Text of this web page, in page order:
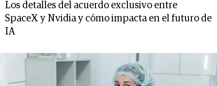
Los detalles del acuerdo exclusivo entre
SpaceX y Nvidia y cómo impacta en el futuro de
IA